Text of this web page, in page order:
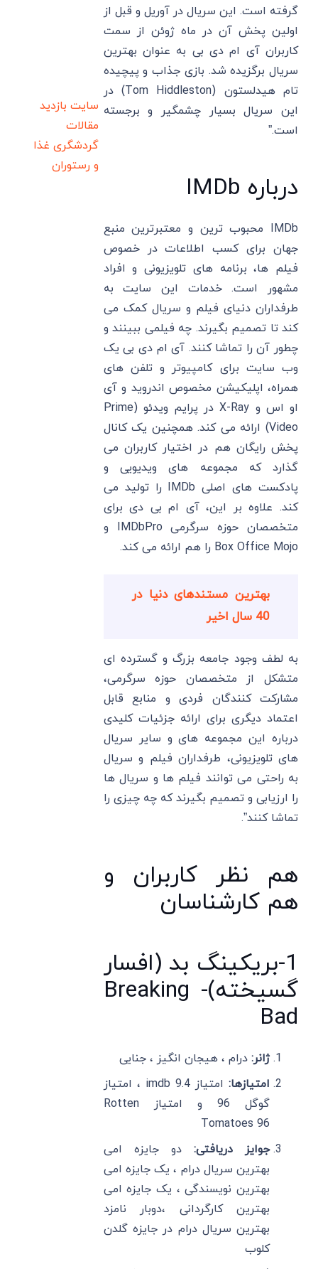
گرفته است. این سریال در آوریل و قبل از
اولین پخش آن در ماه ژوئن از سمت
کاربران آی ام دی بی به عنوان بهترین
سریال برگزیده شد. بازی جذاب و پیچیده
تام هیدلستون (Tom Hiddleston) در
این سریال بسیار چشمگیر و برجسته
است.”
درباره IMDb
IMDb محبوب ترین و معتبرترین منبع
جهان برای کسب اطلاعات در خصوص
فیلم ها، برنامه های تلویزیونی و افراد
مشهور است. خدمات این سایت به
طرفداران دنیای فیلم و سریال کمک می
کند تا تصمیم بگیرند. چه فیلمی ببینند و
چطور آن را تماشا کنند. آی ام دی بی یک
وب سایت برای کامپیوتر و تلفن های
همراه، اپلیکیشن مخصوص اندروید و آی
او اس و X-Ray در پرایم ویدئو (Prime
Video) ارائه می کند. همچنین یک کانال
پخش رایگان هم در اختیار کاربران می
گذارد که مجموعه های ویدیویی و
پادکست های اصلی IMDb را تولید می
کند. علاوه بر این، آی ام بی دی برای
متخصصان حوزه سرگرمی IMDbPro و
Box Office Mojo را هم ارائه می کند.
بهترین مستندهای دنیا در
40 سال اخیر
به لطف وجود جامعه بزرگ و گسترده ای
متشکل از متخصصان حوزه سرگرمی،
مشارکت کنندگان فردی و منابع قابل
اعتماد دیگری برای ارائه جزئیات کلیدی
درباره این مجموعه های و سایر سریال
های تلویزیونی، طرفداران فیلم و سریال
به راحتی می توانند فیلم ها و سریال ها
را ارزیابی و تصمیم بگیرند که چه چیزی را
تماشا کنند”.
هم نظر کاربران و
هم کارشناسان
1-بریکینگ بد (افسار
گسیخته)- Breaking
Bad
ژانر: درام ، هیجان انگیز ، جنایی
امتیازها:
امتیاز imdb 9.4 ، امتیاز
گوگل 96 و امتیاز Rotten
Tomatoes 96
جوایز دریافتی:دو جایزه امی
بهترین سریال درام ، یک جایزه امی
بهترین نویسندگی ، یک جایزه امی
بهترین کارگردانی ،دوبار نامزد
بهترین سریال درام در جایزه گلدن
کلوب
سایت بازدید
مقالات
گردشگری غذا
و رستوران